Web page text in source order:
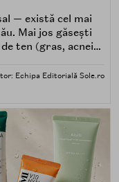
— există cel mai
Mai jos găsești
ten (gras, acneic,
machiajul, filtre
Echipa Editorială Sole.ro